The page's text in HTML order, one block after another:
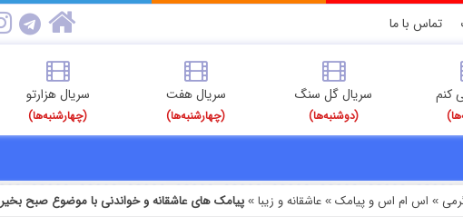
تماس با ما
کنم سریال گل سنگ
(دوشنبه‌ها)
سریال هفت
(چهارشنبه‌ها)
سریال هزارتو
(چهارشنبه‌ها)
» اس ام اس و پیامک» عاشقانه و زیبا» پیامک های عاشقانه و خواندنی با موضوع صبح بخیر